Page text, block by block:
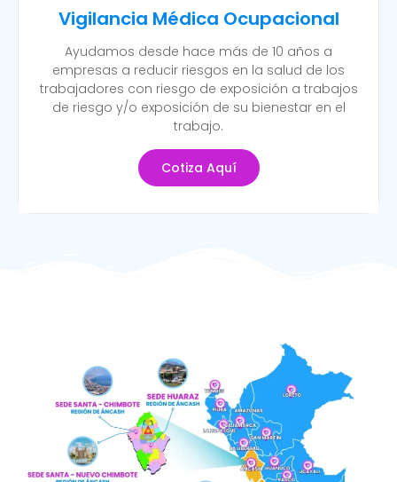
Vigilancia Médica Ocupacional
Ayudamos desde hace más de 10 años a
empresas a reducir riesgos en la salud de los
trabajadores con riesgo de exposición a trabajos
de riesgo y/o exposición de su bienestar en el
trabajo.
Cotiza Aquí